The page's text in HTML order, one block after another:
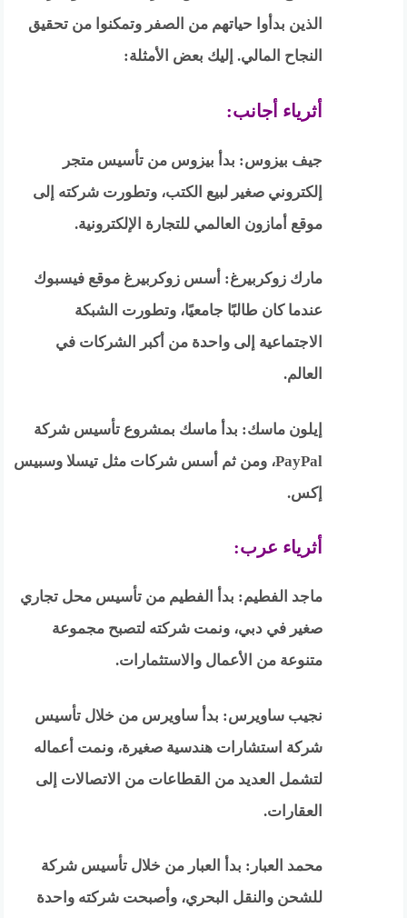
الذين بدأوا حياتهم من الصفر وتمكنوا من تحقيق
النجاح المالي. إليك بعض الأمثلة:
أثرياء أجانب:
جيف بيزوس: بدأ بيزوس من تأسيس متجر
إلكتروني صغير لبيع الكتب، وتطورت شركته إلى
موقع أمازون العالمي للتجارة الإلكترونية.
مارك زوكربيرغ: أسس زوكربيرغ موقع فيسبوك
عندما كان طالبًا جامعيًا، وتطورت الشبكة
الاجتماعية إلى واحدة من أكبر الشركات في
العالم.
إيلون ماسك: بدأ ماسك بمشروع تأسيس شركة
PayPal، ومن ثم أسس شركات مثل تيسلا وسبيس
إكس.
أثرياء عرب:
ماجد الفطيم: بدأ الفطيم من تأسيس محل تجاري
صغير في دبي، ونمت شركته لتصبح مجموعة
متنوعة من الأعمال والاستثمارات.
نجيب ساويرس: بدأ ساويرس من خلال تأسيس
شركة استشارات هندسية صغيرة، ونمت أعماله
لتشمل العديد من القطاعات من الاتصالات إلى
العقارات.
محمد العبار: بدأ العبار من خلال تأسيس شركة
للشحن والنقل البحري، وأصبحت شركته واحدة